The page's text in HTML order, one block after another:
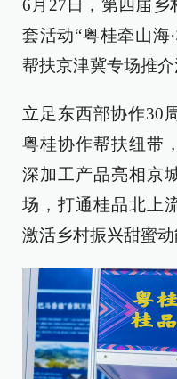
6月27日，第四届
套活动“粤桂牵山海
帮扶京津冀专场推介
立足东西部协作30
粤桂协作帮扶纽带
深加工产品亮相京
场，打通桂品北上
激活乡村振兴甜蜜动